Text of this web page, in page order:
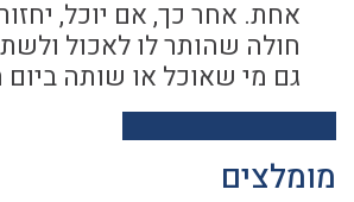
אחת. אחר כך, אם יוכל,
חולה שהותר לו לאכול
גם מי שאוכל או שותה
מומלצים